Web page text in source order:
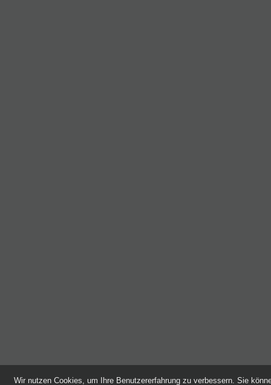
Wir nutzen Cookies, um Ihre Benutzererfahrung zu verbessern. Sie